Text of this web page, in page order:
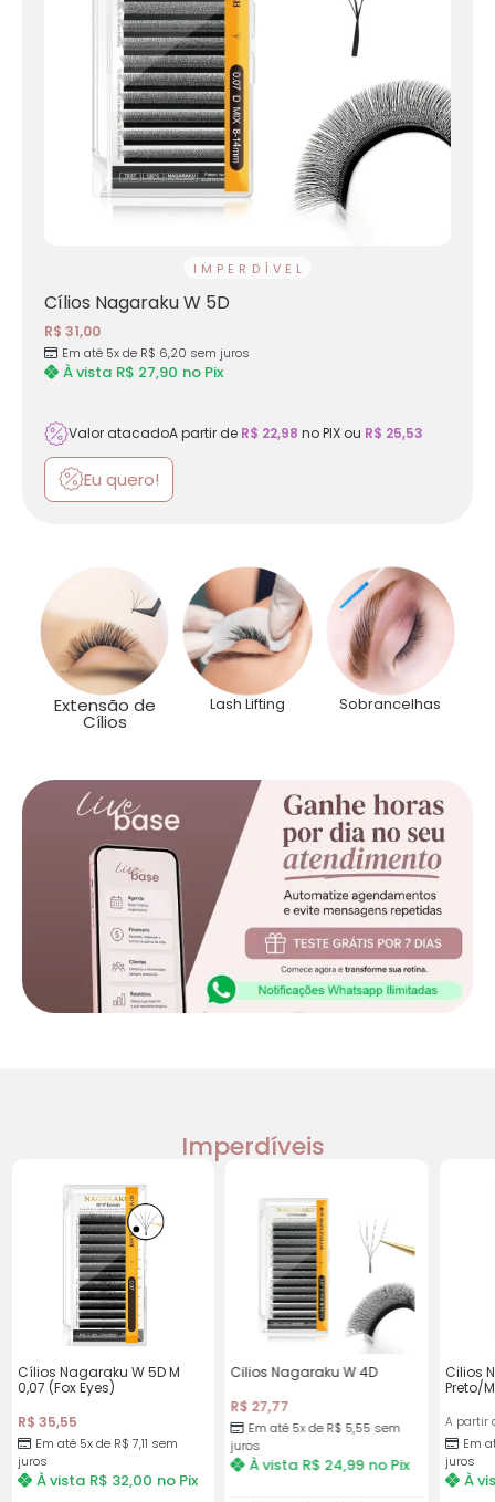
Cílios Nagaraku W 5D
R$ 31,00
Em até 5x de R$ 6,20 sem juros
À vista R$ 27,90 no Pix
Valor atacadoA partir de R$ 22,98 no PIX ou R$ 25,53
Eu quero!
IMPERDÍVEL
Extensão de
Cílios
Lash Lifting Sobrancelhas
Imperdíveis
Cílios Nagaraku W 5D M
0,07 (Fox Eyes)
R$ 35,55
Em até 5x de R$7,11 sem
juros
À vista R$ 32,00 no Pix
Cilios Nagaraku W 4D
R$ 27,77
Em até 5x deR$ 5,55 sem
juros
À vista R$ 24,99 no Pix
Cilios
Preto/
A partir
Em
juros
À